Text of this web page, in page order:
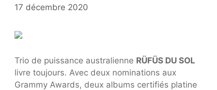
17 décembre 2020
Trio de puissance australienne RÜFÜS DU SOL
livre toujours. Avec deux nominations aux
Grammy Awards, deux albums certifiés platine